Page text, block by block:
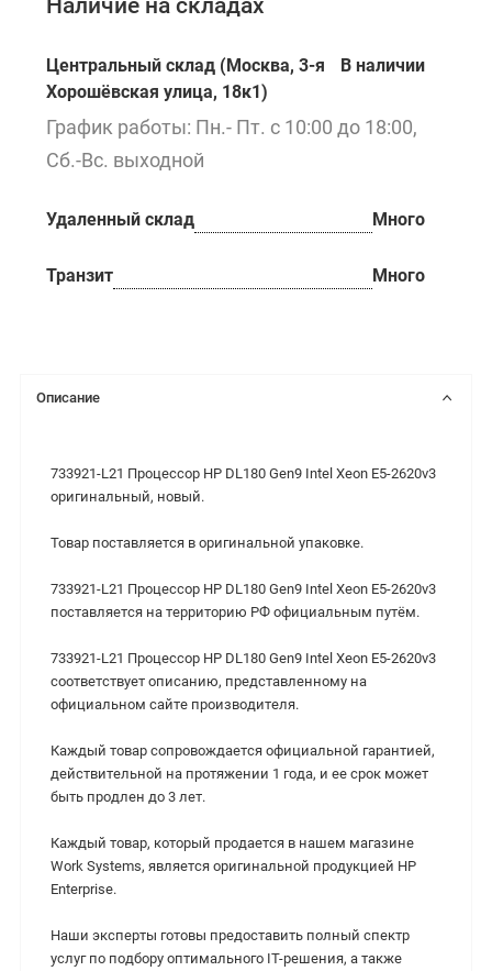
Наличие на складах
Центральный склад (Москва, 3-я
Хорошёвская улица, 18к1)
В наличии
График работы: Пн.- Пт. с 10:00 до 18:00,
Сб.-Вс. выходной
Удаленный склад Много
Транзит Много
Описание
733921-L21 Процессор HP DL180 Gen9 Intel Xeon E5-2620v3
оригинальный, новый.
Товар поставляется в оригинальной упаковке.
733921-L21 Процессор HP DL180 Gen9 Intel Xeon E5-2620v3
поставляется на территорию РФ официальным путём.
733921-L21 Процессор HP DL180 Gen9 Intel Xeon E5-2620v3
соответствует описанию, представленному на
официальном сайте производителя.
Каждый товар сопровождается официальной гарантией,
действительной на протяжении 1 года, и ее срок может
быть продлен до 3 лет.
Каждый товар, который продается в нашем магазине
Work Systems, является оригинальной продукцией HP
Enterprise.
Наши эксперты готовы предоставить полный спектр
услуг по подбору оптимального IT-решения, а также